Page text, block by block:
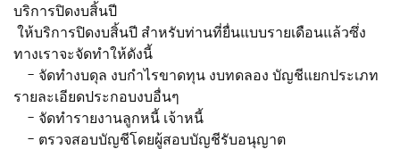
บริการปิดงบสิ้นปี
ให้บริการปิดงบสิ้นปี สำหรับท่านที่ยื่นแบบรายเดือนแล้วซึ่ง
ทางเราจะจัดทำให้ดังนี้
- จัดทำงบดุล งบกำไรขาดทุน งบทดลอง บัญชีแยกประเภท
รายละเอียดประกอบงบอื่นๆ
- จัดทำรายงานลูกหนี้ เจ้าหนี้
- ตรวจสอบบัญชีโดยผู้สอบบัญชีรับอนุญาต